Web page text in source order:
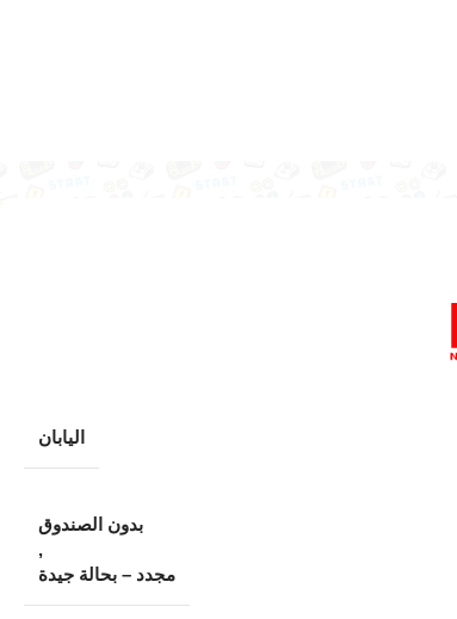
اليابان
بدون الصندوق
,
مجدد – بحالة جيدة